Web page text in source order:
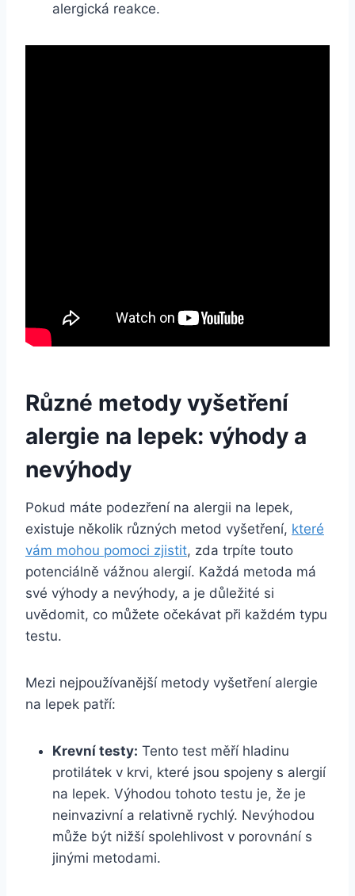
alergická ⁢reakce.
Různé​ metody vyšetření
⁣alergie na lepek: ⁣výhody⁤ a
nevýhody
Pokud máte podezření na alergii na lepek,
existuje několik různých‍ metod vyšetření, které
vám mohou pomoci zjistit, zda trpíte touto ​
potenciálně ⁤vážnou alergií. Každá metoda má
své výhody a nevýhody, a je důležité si
uvědomit, co můžete očekávat při každém⁣ typu
testu.
Mezi nejpoužívanější metody vyšetření alergie‌
na lepek patří:
Krevní ‍testy: Tento test měří hladinu
protilátek v krvi, které jsou ​spojeny s alergií
na lepek. ​Výhodou tohoto testu je, že je
neinvazivní a relativně rychlý. Nevýhodou
může být ​nižší spolehlivost v porovnání s​
jinými metodami.